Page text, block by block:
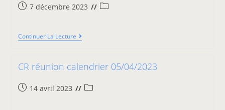
7 décembre 2023
Continuer La Lecture
CR réunion calendrier 05/04/2023
14 avril 2023